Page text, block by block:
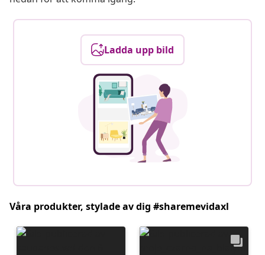
Ladda upp bild
Våra produkter, stylade av dig #sharemevidaxl